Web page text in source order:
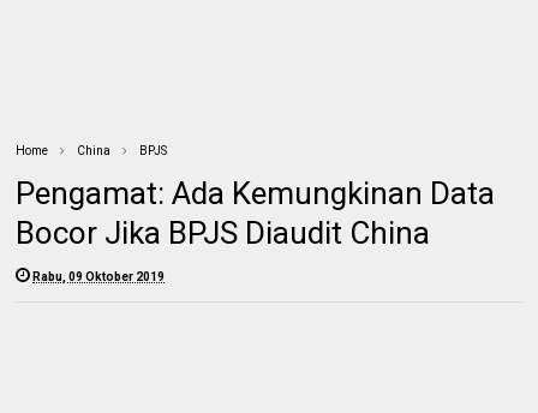
Home China BPJS
Pengamat: Ada Kemungkinan Data
Bocor Jika BPJS Diaudit China
Rabu, 09 Oktober 2019